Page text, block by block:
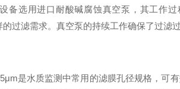
备选用进口耐酸碱腐蚀真空泵，其工作
过滤需求。真空泵的持续工作确保了过滤
是水质监测中常用的滤膜孔径规格，可